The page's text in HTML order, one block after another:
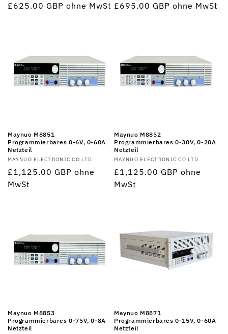
Normaler
£625.00 GBP ohne MwSt Normaler
£695.00 GBP ohne MwSt
Maynuo M8851
Programmierbares 0-6V, 0-60A
Netzteil
Anbieter:
MAYNUO ELECTRONIC CO LTD
Normaler
Preis
£1,125.00 GBP ohne
MwSt
Maynuo M8852
Programmierbares 0-30V, 0-20A
Netzteil
Anbieter:
MAYNUO ELECTRONIC CO LTD
Normaler
Preis
£1,125.00 GBP ohne
MwSt
Maynuo M8853
Programmierbares 0-75V, 0-8A
Netzteil
Maynuo M8871
Programmierbares 0-15V, 0-60A
Netzteil